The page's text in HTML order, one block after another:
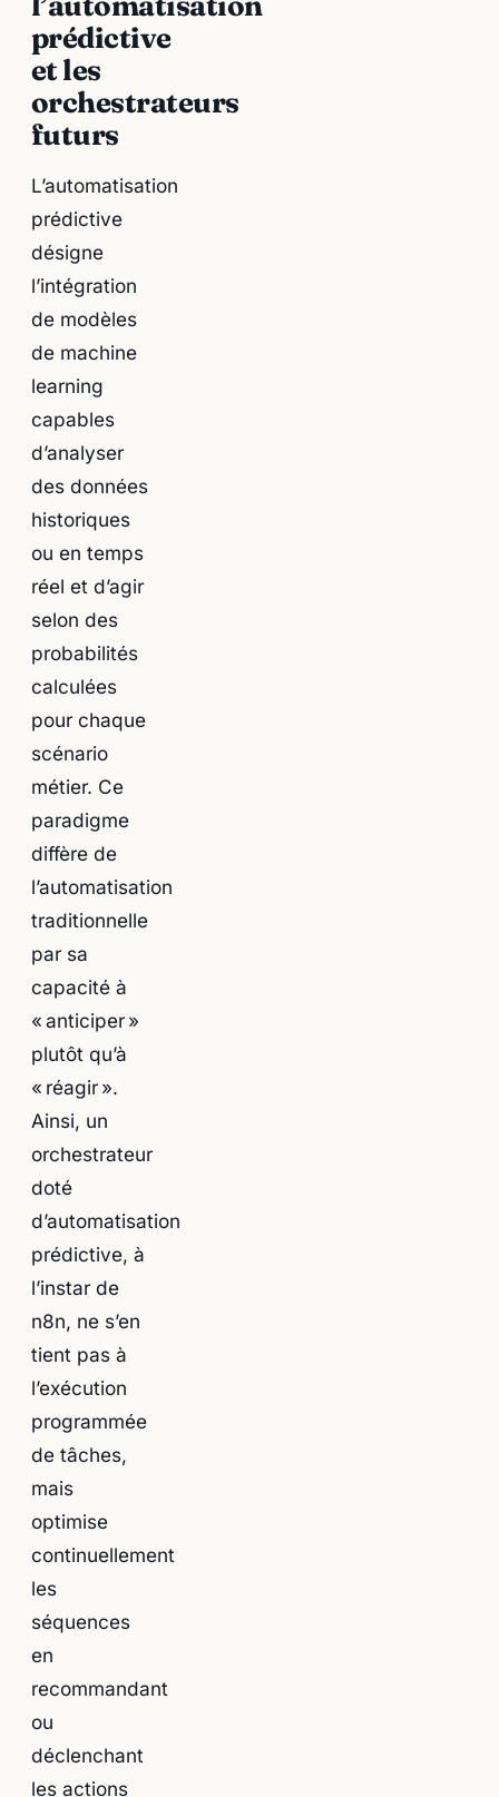
prédictive
et les
orchestrateurs
futurs
L’automatisation
prédictive
désigne
l’intégration
de modèles
de machine
learning
capables
d’analyser
des données
historiques
ou en temps
réel et d’agir
selon des
probabilités
calculées
pour chaque
scénario
métier. Ce
paradigme
diffère de
l’automatisation
traditionnelle
par sa
capacité à
« anticiper »
plutôt qu’à
« réagir ».
Ainsi, un
orchestrateur
doté
d’automatisation
prédictive, à
l’instar de
n8n, ne s’en
tient pas à
l’exécution
programmée
de tâches,
mais
optimise
continuellement
les
séquences
en
recommandant
ou
déclenchant
les actions